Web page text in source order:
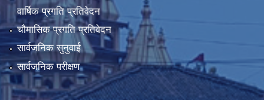
वार्षिक प्रगति प्रतिवेदन
चौमासिक प्रगति प्रतिवेदन
सार्वजनिक सुनुवाई
सार्वजनिक परीक्षण